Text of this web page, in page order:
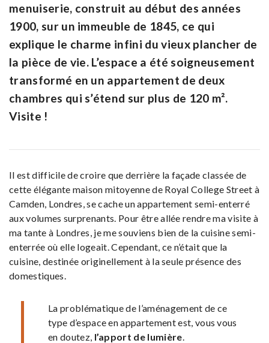
menuiserie, construit au début des années
1900, sur un immeuble de 1845, ce qui
explique le charme infini du vieux plancher de
la pièce de vie. L’espace a été soigneusement
transformé en un appartement de deux
chambres qui s’étend sur plus de 120 m².
Visite !
Il est difficile de croire que derrière la façade classée de
cette élégante maison mitoyenne de Royal College Street à
Camden, Londres, se cache un appartement semi-enterré
aux volumes surprenants. Pour être allée rendre ma visite à
ma tante à Londres, je me souviens bien de la cuisine semi-
enterrée où elle logeait. Cependant, ce n’était que la
cuisine, destinée originellement à la seule présence des
domestiques.
La problématique de l’aménagement de ce
type d’espace en appartement est, vous vous
en doutez, l’apport de lumière